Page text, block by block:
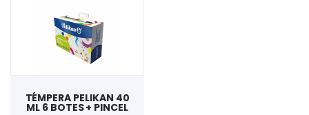
TÉMPERA PELIKAN 40
ML 6 BOTES + PINCEL